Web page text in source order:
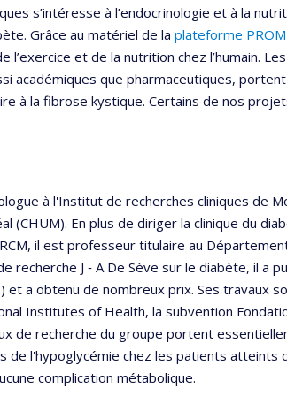
s’intéresse à l’endocrinologie et à la
Grâce au matériel de la plateforme
et de la nutrition chez l’humain.
académiques que pharmaceutiques,
à la fibrose kystique. Certains de nos
à l'Institut de recherches cliniques de
(CHUM). En plus de diriger la clinique du
il est professeur titulaire au
recherche J ‑ A De Sève sur le diabète, il a
a obtenu de nombreux prix. Ses travaux
Institutes of Health, la subvention
de recherche du groupe portent
de l'hypoglycémie chez les patients atteints
complication métabolique.